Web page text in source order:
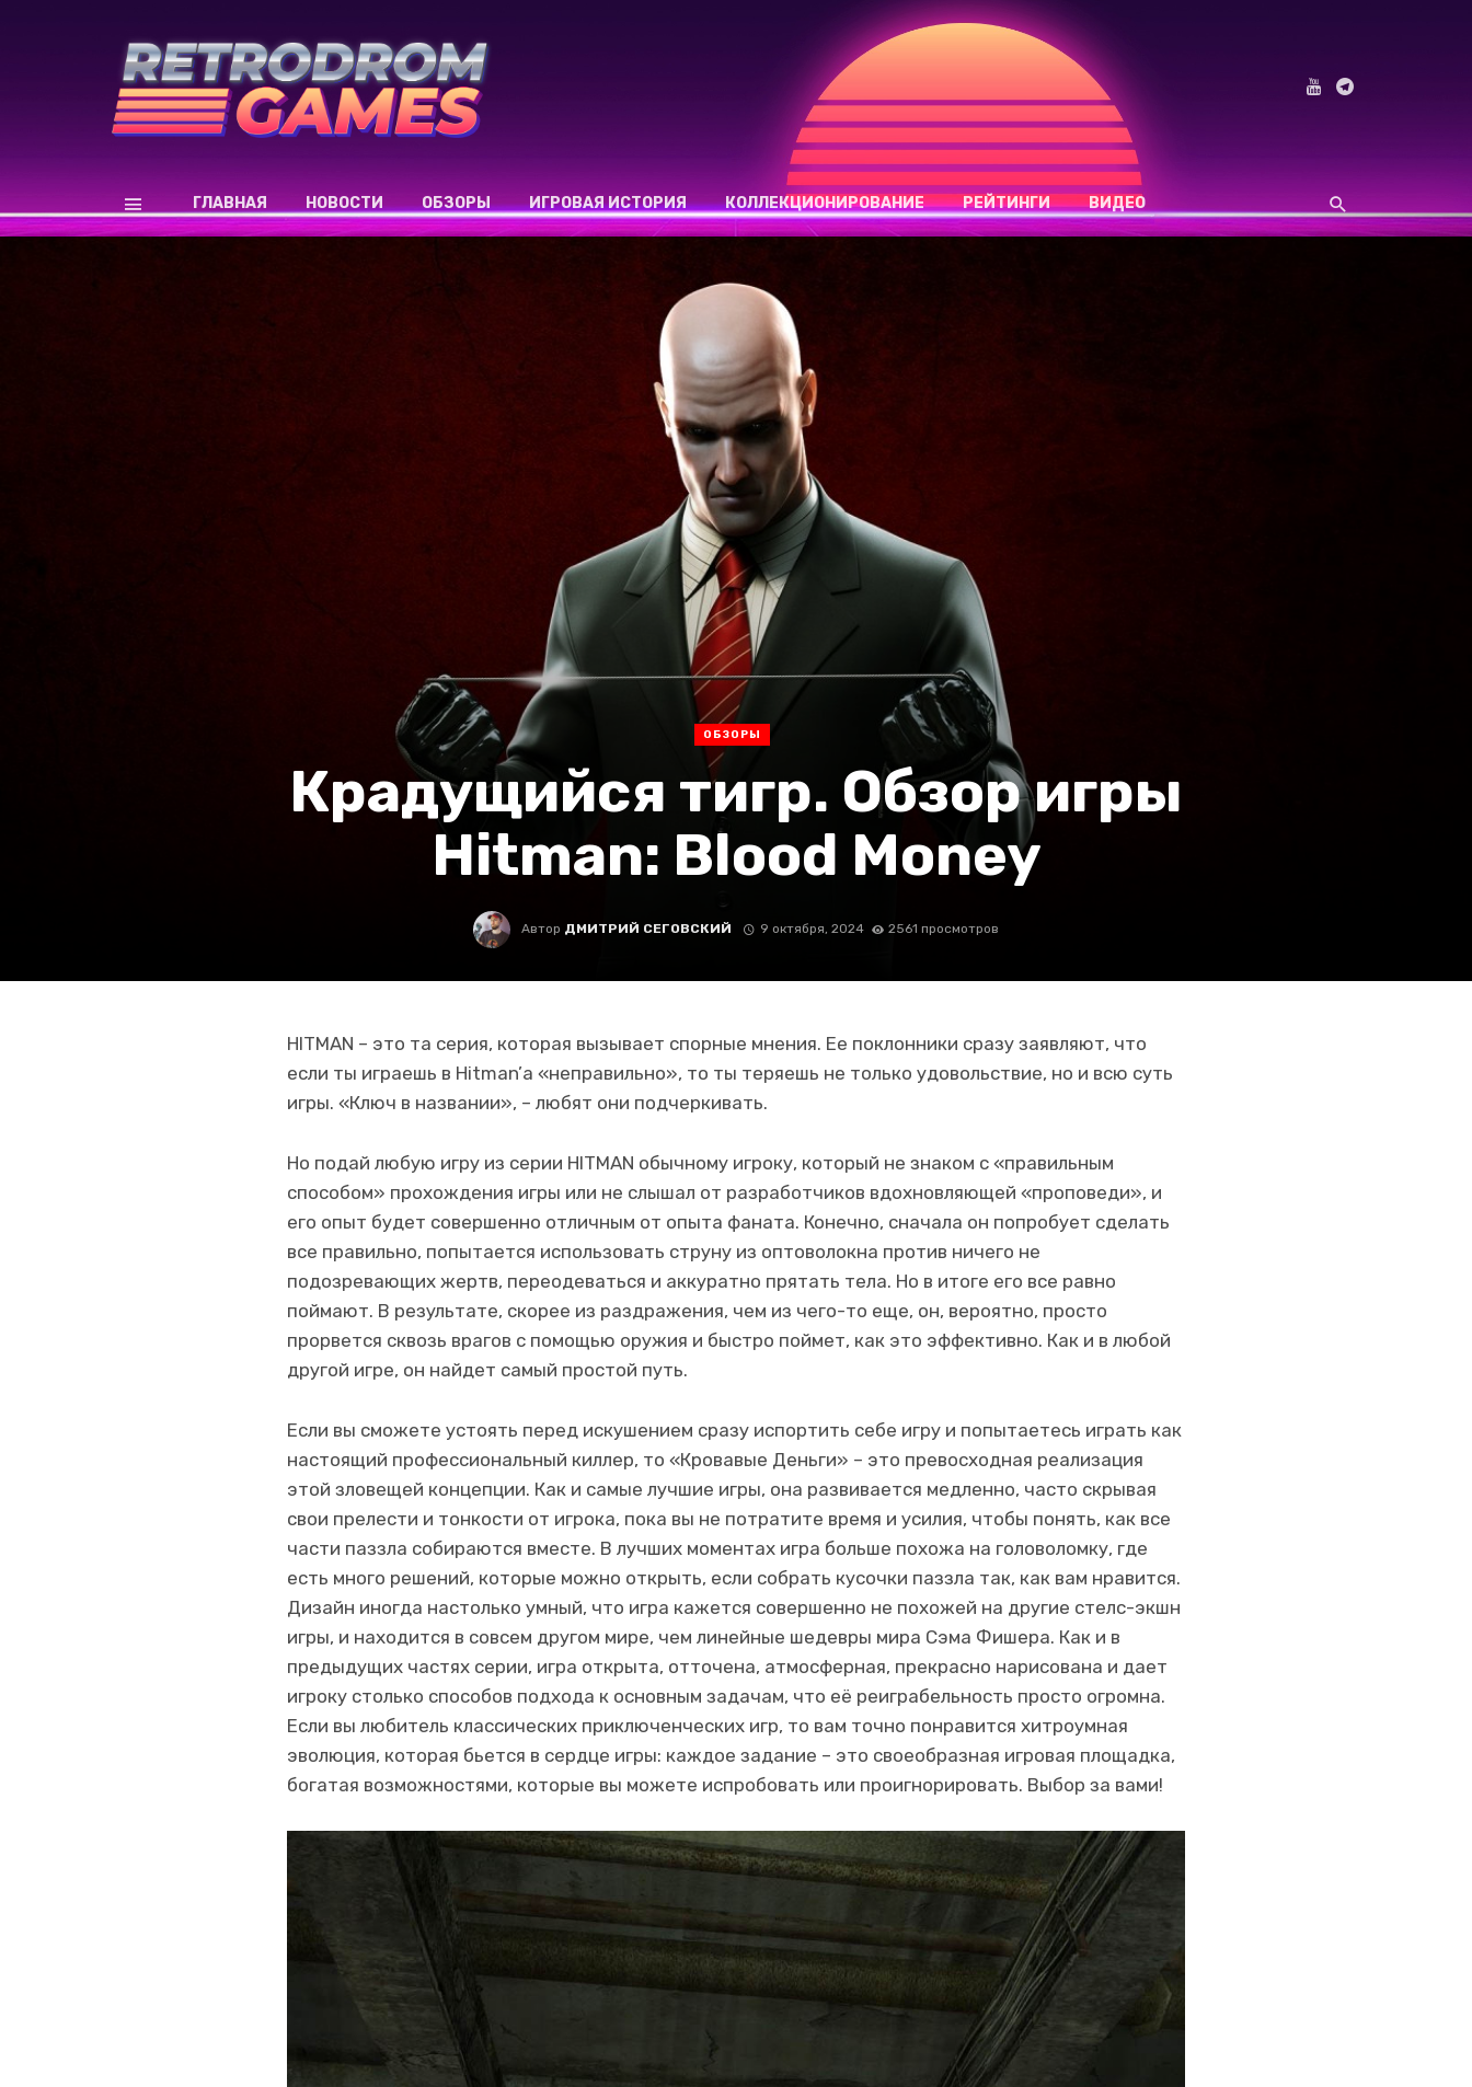
ГЛАВНАЯ НОВОСТИ ОБЗОРЫ ИГРОВАЯ ИСТОРИЯ КОЛЛЕКЦИОНИРОВАНИЕ РЕЙТИНГИ ВИДЕО
ОБЗОРЫ
Крадущийся тигр. Обзор игры
Hitman: Blood Money
Автор ДМИТРИЙ СЕГОВСКИЙ 9 октября, 2024 2561 просмотров
HITMAN – это та серия, которая вызывает спорные мнения. Ее поклонники сразу заявляют, что
если ты играешь в Hitman’а «неправильно», то ты теряешь не только удовольствие, но и всю суть
игры. «Ключ в названии», – любят они подчеркивать.
Но подай любую игру из серии HITMAN обычному игроку, который не знаком с «правильным
способом» прохождения игры или не слышал от разработчиков вдохновляющей «проповеди», и
его опыт будет совершенно отличным от опыта фаната. Конечно, сначала он попробует сделать
все правильно, попытается использовать струну из оптоволокна против ничего не
подозревающих жертв, переодеваться и аккуратно прятать тела. Но в итоге его все равно
поймают. В результате, скорее из раздражения, чем из чего-то еще, он, вероятно, просто
прорвется сквозь врагов с помощью оружия и быстро поймет, как это эффективно. Как и в любой
другой игре, он найдет самый простой путь.
Если вы сможете устоять перед искушением сразу испортить себе игру и попытаетесь играть как
настоящий профессиональный киллер, то «Кровавые Деньги» – это превосходная реализация
этой зловещей концепции. Как и самые лучшие игры, она развивается медленно, часто скрывая
свои прелести и тонкости от игрока, пока вы не потратите время и усилия, чтобы понять, как все
части паззла собираются вместе. В лучших моментах игра больше похожа на головоломку, где
есть много решений, которые можно открыть, если собрать кусочки паззла так, как вам нравится.
Дизайн иногда настолько умный, что игра кажется совершенно не похожей на другие стелс-экшн
игры, и находится в совсем другом мире, чем линейные шедевры мира Сэма Фишера. Как и в
предыдущих частях серии, игра открыта, отточена, атмосферная, прекрасно нарисована и дает
игроку столько способов подхода к основным задачам, что её реиграбельность просто огромна.
Если вы любитель классических приключенческих игр, то вам точно понравится хитроумная
эволюция, которая бьется в сердце игры: каждое задание – это своеобразная игровая площадка,
богатая возможностями, которые вы можете испробовать или проигнорировать. Выбор за вами!